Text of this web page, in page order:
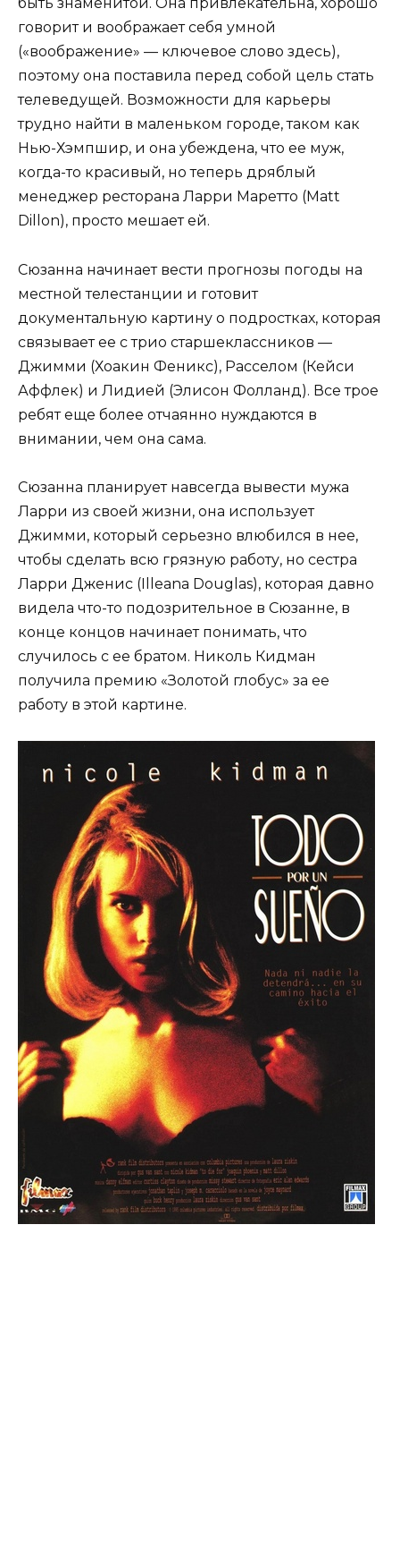
быть знаменитой. Она привлекательна, хорошо
говорит и воображает себя умной
(«воображение» — ключевое слово здесь),
поэтому она поставила перед собой цель стать
телеведущей. Возможности для карьеры
трудно найти в маленьком городе, таком как
Нью-Хэмпшир, и она убеждена, что ее муж,
когда-то красивый, но теперь дряблый
менеджер ресторана Ларри Маретто (Matt
Dillon), просто мешает ей.
Сюзанна начинает вести прогнозы погоды на
местной телестанции и готовит
документальную картину о подростках, которая
связывает ее с трио старшеклассников —
Джимми (Хоакин Феникс), Расселом (Кейси
Аффлек) и Лидией (Элисон Фолланд). Все трое
ребят еще более отчаянно нуждаются в
внимании, чем она сама.
Сюзанна планирует навсегда вывести мужа
Ларри из своей жизни, она использует
Джимми, который серьезно влюбился в нее,
чтобы сделать всю грязную работу, но сестра
Ларри Дженис (Illeana Douglas), которая давно
видела что-то подозрительное в Сюзанне, в
конце концов начинает понимать, что
случилось с ее братом. Николь Кидман
получила премию «Золотой глобус» за ее
работу в этой картине.